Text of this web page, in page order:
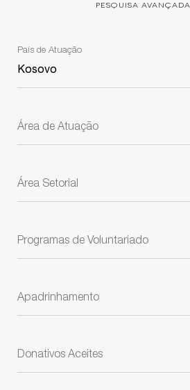
PESQUISA AVANÇADA
País de Atuação
Área de Atuação
Área Setorial
Programas de Voluntariado
Apadrinhamento
Donativos Aceites